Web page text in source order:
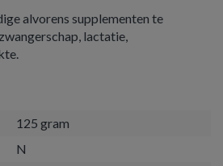
alvorens supplementen te
lactatie,
125 gram
N